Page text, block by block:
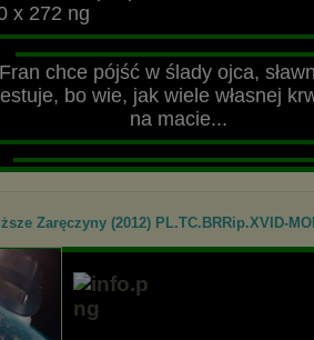
x 272
chce pójść w ślady ojca,
bo wie, jak wiele własnej
na macie...
Zaręczyny (2012) PL.TC.BRRip.XVID-